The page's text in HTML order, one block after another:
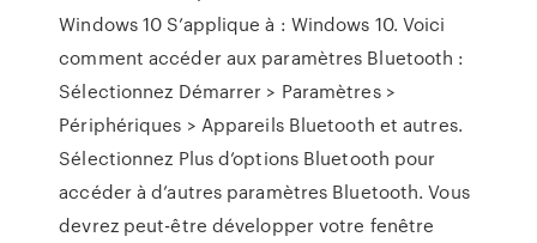
Windows 10 S’applique à : Windows 10. Voici
comment accéder aux paramètres Bluetooth :
Sélectionnez Démarrer > Paramètres >
Périphériques > Appareils Bluetooth et autres .
Sélectionnez Plus d’options Bluetooth pour
accéder à d’autres paramètres Bluetooth. Vous
devrez peut-être développer votre fenêtre